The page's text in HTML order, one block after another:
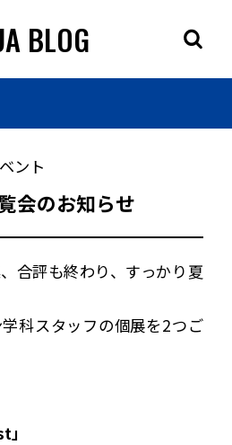
BLOG
ント
会のお知らせ
合評も終わり、すっかり夏
科スタッフの個展を2つご